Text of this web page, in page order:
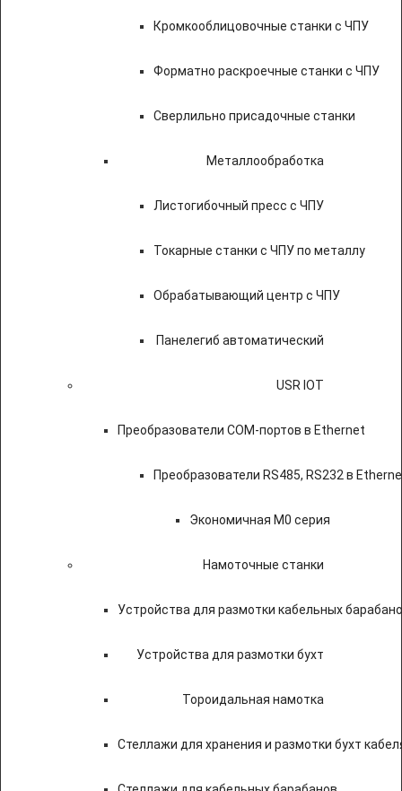
Кромкооблицовочные станки с ЧПУ
Форматно раскроечные станки с ЧПУ
Сверлильно присадочные станки
Металлообработка
Листогибочный пресс с ЧПУ
Токарные станки с ЧПУ по металлу
Обрабатывающий центр с ЧПУ
Панелегиб автоматический
USR IOT
Преобразователи COM-портов в Ethernet
Преобразователи RS485, RS232 в
Экономичная M0 серия
Намоточные станки
Устройства для размотки кабельных
Устройства для размотки бухт
Тороидальная намотка
Стеллажи для хранения и размотки бухт